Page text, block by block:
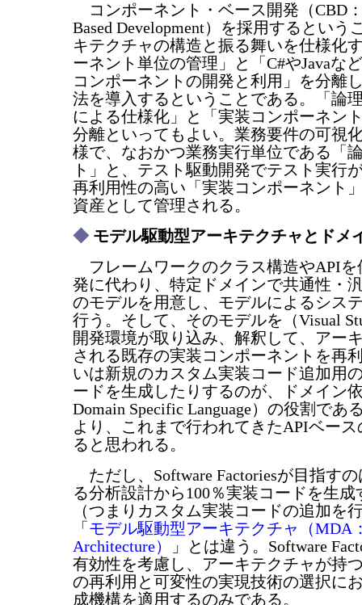
コンポーネント・ベース開発（CBD：
Based Development）を採用するという
キテクチャの構造と振る舞いを仕様化
ーネント単位の管理」と「C#やJavaな
コンポーネントの開発と利用」を分離
法を導入するということである。「論
による仕様化」と「実装コンポーネン
分離といってもよい。業務要件の可視
様で、なおかつ業務実行単位である「
ト」と、テスト駆動開発でテスト実行
再利用性の高い「実装コンポーネント
資産として管理される。
◆ モデル駆動型アーキテクチャとドメ
フレームワークのクラス構造やAPIを
発に代わり、特定ドメインで共通性・
のモデルを用意し、モデルによるシス
行う。そして、そのモデルを（Visual
開発環境が取り込み、解釈して、アー
される既存の実装コンポーネントを再
いは新規のカスタム実装コード追加用
ードを生成したりするのが、ドメイン
Domain Specific Language）の役割であ
より、これまで行われてきたAPIベー
ると思われる。
ただし、Software Factoriesが目指す
る分析設計から100％実装コードを生
（つまりカスタム実装コードの追加を
「 モデル駆動型アーキテクチャ（MDA
Architecture）
」とは違う。Software
有効性を考慮し、アーキテクチャが持
の再利用と可変性の実現技術の選択に
成機構を適用するのみである。